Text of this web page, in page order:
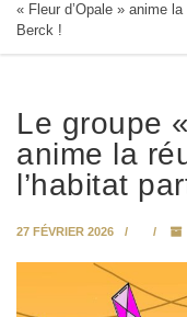
« Fleur d’Opale » anime
Berck !
Le groupe
anime la
l’habitat
27 FÉVRIER 2026